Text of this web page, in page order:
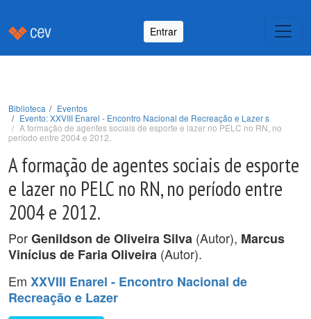
Entrar
Biblioteca
Eventos
Evento: XXVIII Enarel - Encontro Nacional de Recreação e Lazer s
A formação de agentes sociais de esporte e lazer no PELC no RN, no
período entre 2004 e 2012.
A formação de agentes sociais de esporte
e lazer no PELC no RN, no período entre
2004 e 2012.
PorGenildson de Oliveira Silva (Autor), Marcus
Vinícius de Faria Oliveira (Autor).
Em XXVIII Enarel - Encontro Nacional de
Recreação e Lazer